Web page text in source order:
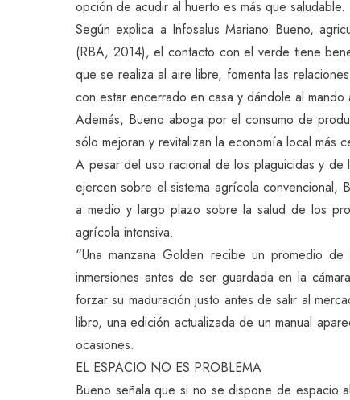
opción de acudir al huerto es más que saludable.
Según explica a Infosalus Mariano Bueno,
(RBA, 2014), el contacto con el verde tiene
que se realiza al aire libre, fomenta las
con estar encerrado en casa y dándole al mando
Además, Bueno aboga por el consumo de
sólo mejoran y revitalizan la economía local más
A pesar del uso racional de los plaguicidas y de
ejercen sobre el sistema agrícola convencional,
a medio y largo plazo sobre la salud de los
agrícola intensiva.
“Una manzana Golden recibe un promedio
inmersiones antes de ser guardada en la
forzar su maduración justo antes de salir al
libro, una edición actualizada de un manual
ocasiones.
EL ESPACIO NO ES PROBLEMA
Bueno señala que si no se dispone de espacio